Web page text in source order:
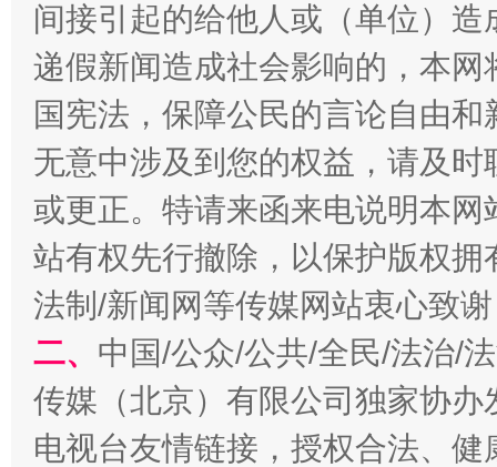
揭开“小金库”的免责幌子
间接引起的给他人或（单位）
递假新闻造成社会影响的，本
国宪法，保障公民的言论自由
无意中涉及到您的权益，请及
或更正。特请来函来电说明本
站有权先行撤除，以保护版权
法制/新闻网等传媒网站衷心致
二、 中国/公众/公共/全民/法治/
传媒（北京）有限公司独家协
电视台友情链接，授权合法、